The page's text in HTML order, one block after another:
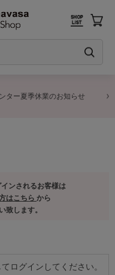
ター夏季休業のお知らせ
ンされるお客様は
はこちら から
致します。
ログインしてください。